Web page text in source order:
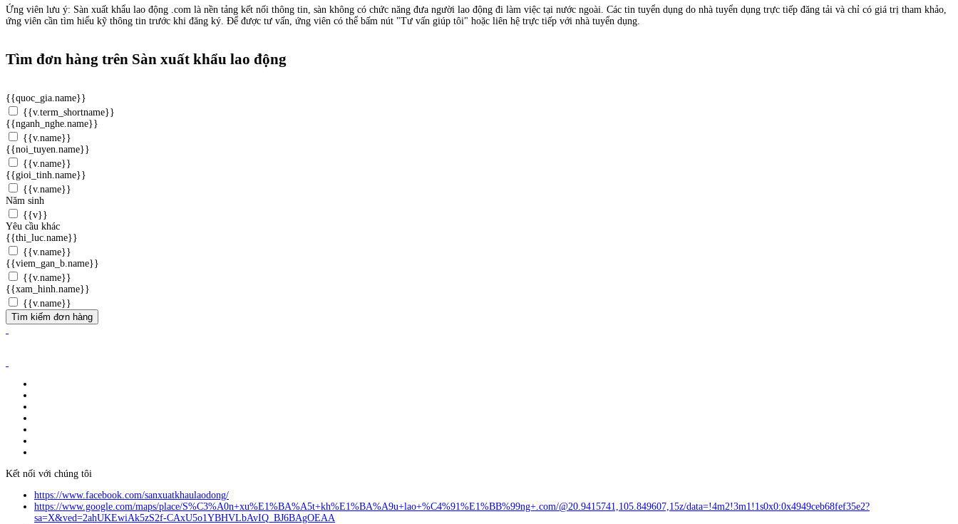
Ứng viên lưu ý: Sàn xuất khẩu lao động .com là nền tảng kết nối thông tin, sàn không có chức năng đưa người lao động đi làm việc tại nước ngoài. Các tin tuyển dụng do nhà tuyển dụng trực tiếp đăng tải và chỉ có giá trị tham khảo,
ứng viên cần tìm hiểu kỹ thông tin trước khi đăng ký. Để được tư vấn, ứng viên có thể bấm nút "Tư vấn giúp tôi" hoặc liên hệ trực tiếp với nhà tuyển dụng.
Tìm đơn hàng trên Sàn xuất khẩu lao động
{{quoc_gia.name}}
{{v.term_shortname}}
{{nganh_nghe.name}}
{{v.name}}
{{noi_tuyen.name}}
{{v.name}}
{{gioi_tinh.name}}
{{v.name}}
Năm sinh
{{v}}
Yêu cầu khác
{{thi_luc.name}}
{{v.name}}
{{viem_gan_b.name}}
{{v.name}}
{{xam_hinh.name}}
{{v.name}}
Tìm kiếm đơn hàng
Kết nối với chúng tôi
https://www.facebook.com/sanxuatkhaulaodong/
https://www.google.com/maps/place/S%C3%A0n+xu%E1%BA%A5t+kh%E1%BA%A9u+lao+%C4%91%E1%BB%99ng+.com/@20.9415741,105.849607,15z/data=!4m2!3m1!1s0x0:0x4949ceb68fef35e2?
sa=X&ved=2ahUKEwiAk5zS2f-CAxU5o1YBHVLbAvIQ_BJ6BAgOEAA